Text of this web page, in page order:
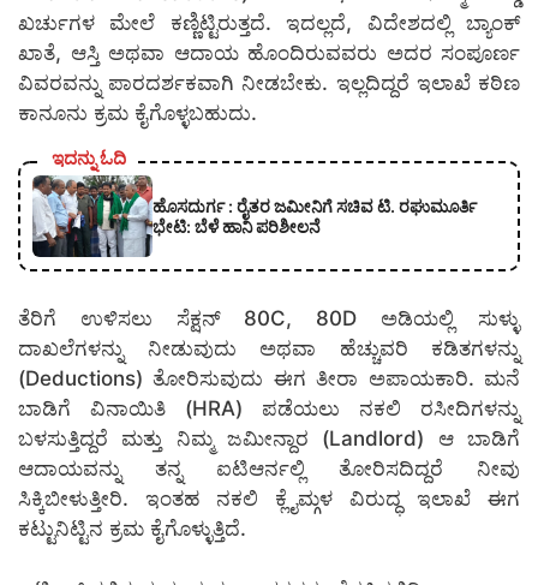
ಖರ್ಚುಗಳ ಮೇಲೆ ಕಣ್ಣಿಟ್ಟಿರುತ್ತದೆ. ಇದಲ್ಲದೆ, ವಿದೇಶದಲ್ಲಿ ಬ್ಯಾಂಕ್
ಖಾತೆ, ಆಸ್ತಿ ಅಥವಾ ಆದಾಯ ಹೊಂದಿರುವವರು ಅದರ ಸಂಪೂರ್ಣ
ವಿವರವನ್ನು ಪಾರದರ್ಶಕವಾಗಿ ನೀಡಬೇಕು. ಇಲ್ಲದಿದ್ದರೆ ಇಲಾಖೆ ಕಠಿಣ
ಕಾನೂನು ಕ್ರಮ ಕೈಗೊಳ್ಳಬಹುದು.
ಇದನ್ನು ಓದಿ
ಹೊಸದುರ್ಗ : ರೈತರ ಜಮೀನಿಗೆ ಸಚಿವ ಟಿ. ರಘುಮೂರ್ತಿ
ಭೇಟಿ: ಬೆಳೆ ಹಾನಿ ಪರಿಶೀಲನೆ
ತೆರಿಗೆ ಉಳಿಸಲು ಸೆಕ್ಷನ್ 80C, 80D ಅಡಿಯಲ್ಲಿ ಸುಳ್ಳು
ದಾಖಲೆಗಳನ್ನು ನೀಡುವುದು ಅಥವಾ ಹೆಚ್ಚುವರಿ ಕಡಿತಗಳನ್ನು
(Deductions) ತೋರಿಸುವುದು ಈಗ ತೀರಾ ಅಪಾಯಕಾರಿ. ಮನೆ
ಬಾಡಿಗೆ ವಿನಾಯಿತಿ (HRA) ಪಡೆಯಲು ನಕಲಿ ರಸೀದಿಗಳನ್ನು
ಬಳಸುತ್ತಿದ್ದರೆ ಮತ್ತು ನಿಮ್ಮ ಜಮೀನ್ದಾರ (Landlord) ಆ ಬಾಡಿಗೆ
ಆದಾಯವನ್ನು ತನ್ನ ಐಟಿಆರ್ನಲ್ಲಿ ತೋರಿಸದಿದ್ದರೆ ನೀವು
ಸಿಕ್ಕಿಬೀಳುತ್ತೀರಿ. ಇಂತಹ ನಕಲಿ ಕ್ಲೈಮ್ಗಳ ವಿರುದ್ಧ ಇಲಾಖೆ ಈಗ
ಕಟ್ಟುನಿಟ್ಟಿನ ಕ್ರಮ ಕೈಗೊಳ್ಳುತ್ತಿದೆ.